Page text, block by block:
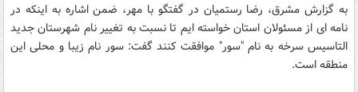
به گزارش مشرق، رضا رستمیان در گفتگو با مهر، ضمن اشاره به اینکه در
نامه ای از مسئولان استان خواسته ایم تا نسبت به تغییر نام شهرستان جدید
التاسیس سرخه به نام "سور" موافقت کنند گفت: سور نام زیبا و محلی این
منطقه است.